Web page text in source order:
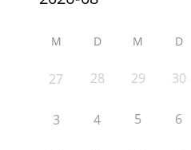
M D M D
27 28 29 30
3 4 5 6